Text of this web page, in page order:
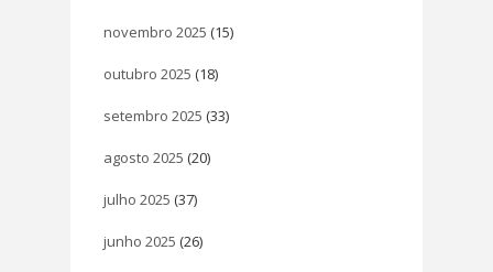
novembro 2025 (15)
outubro 2025 (18)
setembro 2025 (33)
agosto 2025 (20)
julho 2025 (37)
junho 2025 (26)